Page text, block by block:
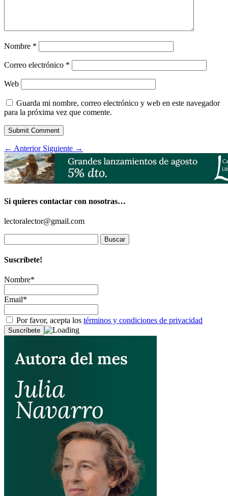
Nombre *
Correo electrónico *
Web
Guarda mi nombre, correo electrónico y web en este navegador
para la próxima vez que comente.
Submit Comment
← Anterior Siguiente →
Si quieres contactar con nosotras…
lectoralector@gmail.com
Suscríbete!
Nombre*
Email*
Por favor, acepta los términos y condiciones de privacidad